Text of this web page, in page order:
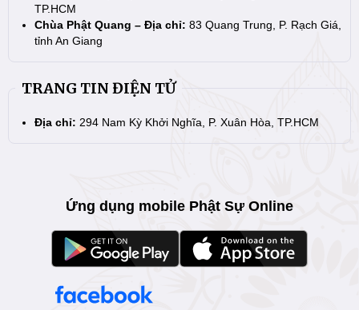
TP.HCM
Chùa Phật Quang – Địa chỉ: 83 Quang Trung, P. Rạch Giá,
tỉnh An Giang
TRANG TIN ĐIỆN TỬ
Địa chỉ: 294 Nam Kỳ Khởi Nghĩa, P. Xuân Hòa, TP.HCM
Ứng dụng mobile Phật Sự Online